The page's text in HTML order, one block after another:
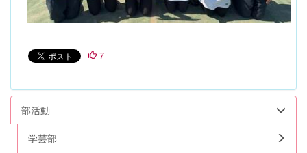
7
部活動
学芸部